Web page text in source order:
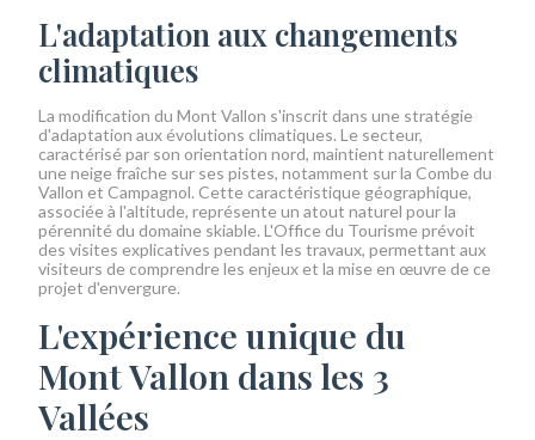
L'adaptation aux changements
climatiques
La modification du Mont Vallon s'inscrit dans une stratégie
d'adaptation aux évolutions climatiques. Le secteur,
caractérisé par son orientation nord, maintient naturellement
une neige fraîche sur ses pistes, notamment sur la Combe du
Vallon et Campagnol. Cette caractéristique géographique,
associée à l'altitude, représente un atout naturel pour la
pérennité du domaine skiable. L'Office du Tourisme prévoit
des visites explicatives pendant les travaux, permettant aux
visiteurs de comprendre les enjeux et la mise en œuvre de ce
projet d'envergure.
L'expérience unique du
Mont Vallon dans les 3
Vallées